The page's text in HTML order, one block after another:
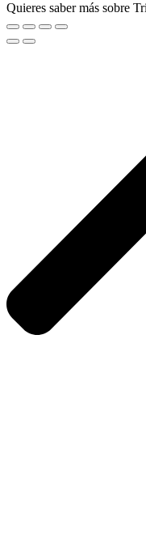
Quieres saber más sobre